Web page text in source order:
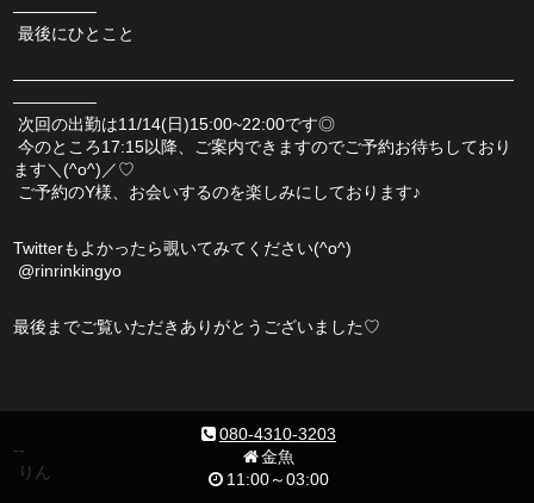
―――――
最後にひとこと
――――――――――――――――――――――――――――――
―――――
次回の出勤は11/14(日)15:00~22:00です◎
今のところ17:15以降、ご案内できますのでご予約お待ちしており
ます＼(^o^)／♡
ご予約のY様、お会いするのを楽しみにしております♪
Twitterもよかったら覗いてみてください(^o^)
@rinrinkingyo
最後までご覧いただきありがとうございました♡
--
りん
080-4310-3203
金魚
11:00～03:00